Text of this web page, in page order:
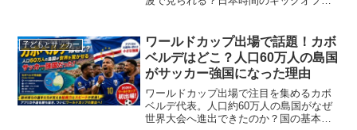
放送予定をわかりやすく紹介します。
子どもとサッカー
ワールドカップ出場で話題！カボ
ベルデはどこ？人口60万人の島国
がサッカー強国になった理由
ワールドカップ出場で注目を集めるカボ
ベルデ代表。人口約60万人の島国がなぜ
世界大会へ進出できたのか？国の基本情